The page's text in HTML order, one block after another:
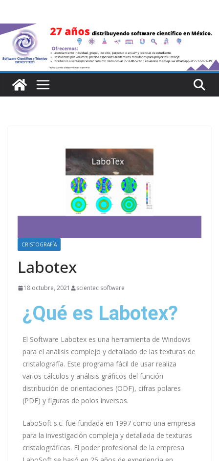
CRISTOGRAFÍA
Labotex
18 octubre, 2021 scientec software
¿Qué es Labotex?
El Software Labotex es una herramienta de Windows
para el análisis complejo y detallado de las texturas de
cristalografía. Este programa fácil de usar realiza
varios cálculos y análisis gráficos del función
distribución de orientaciones (ODF), cifras polares
(PDF) y figuras de polos inversos.
LaboSoft s.c. fue fundada en 1997 como una empresa
para la investigación compleja y detallada de texturas
cristalográficas. El poder profesional de la empresa